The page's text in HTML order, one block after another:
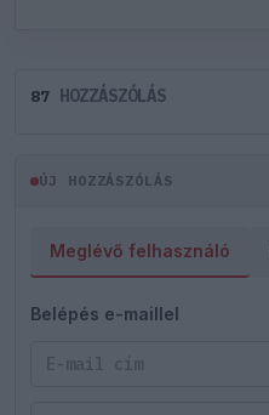
87 HOZZÁSZÓLÁS
ÚJ HOZZÁSZÓLÁS
Meglévő felhasználó
Belépés e-maillel